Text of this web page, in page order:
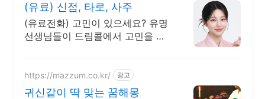
(유료) 신점, 타로, 사주
(유료전화) 고민이 있으세요? 유명
선생님들이 드림콜에서 고민을 해
https://mazzum.co.kr/ 광고
귀신같이 딱 맞는 꿈해몽